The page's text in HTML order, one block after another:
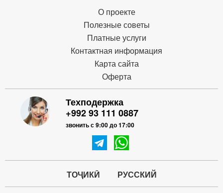
О проекте
Полезные советы
Платные услуги
Контактная информация
Карта сайта
Оферта
Техподержка
+992 93 111 0887
звонить с 9:00 до 17:00
ТОҶИКӢ РУССКИЙ